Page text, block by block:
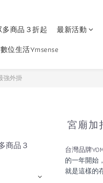
商品３折起 最新活動
位生活Ymsense
強外掛
商品３
宮廟加
台灣品牌
的一年開始
就是這樣的